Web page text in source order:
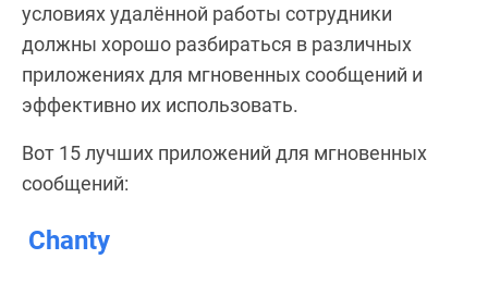
условиях удалённой работы сотрудники
должны хорошо разбираться в различных
приложениях для мгновенных сообщений и
эффективно их использовать.
Вот 15 лучших приложений для мгновенных
сообщений:
Chanty